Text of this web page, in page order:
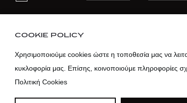
COOKIE POLICY
Χρησιμοποιούμε cookies ώστε η τοποθεσία μας να
κυκλοφορία μας. Επίσης, κοινοποιούμε πληροφορίες
Πολιτική Cookies